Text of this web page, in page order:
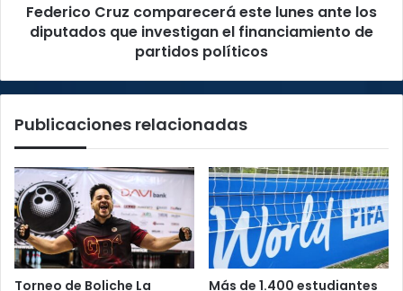
investigan
partidos
Federico Cruz comparecerá este lunes ante los
diputados que investigan el financiamiento de
partidos políticos
Publicaciones relacionadas
Torneo de Boliche La Más de 1.400 estudiantes